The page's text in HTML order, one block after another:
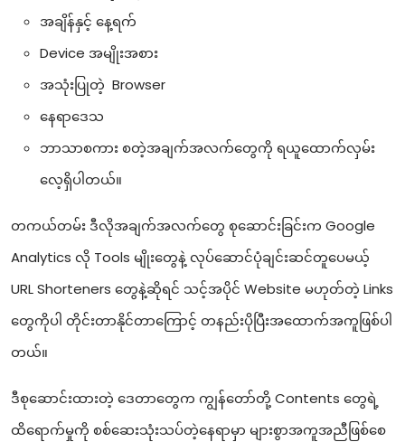
အချိန်နှင့် နေ့ရက်
Device အမျိုးအစား
အသုံးပြုတဲ့ Browser
နေရာဒေသ
ဘာသာစကား စတဲ့အချက်အလက်တွေကို ရယူထောက်လှမ်း
လေ့ရှိပါတယ်။
တကယ်တမ်း ဒီလိုအချက်အလက်တွေ စုဆောင်းခြင်းက Google
Analytics လို Tools မျိုးတွေနဲ့ လုပ်ဆောင်ပုံချင်းဆင်တူပေမယ့်
URL Shorteners တွေနဲ့ဆိုရင် သင့်အပိုင် Website မဟုတ်တဲ့ Links
တွေကိုပါ တိုင်းတာနိုင်တာကြောင့် တနည်းပိုပြီးအထောက်အကူဖြစ်ပါ
တယ်။
ဒီစုဆောင်းထားတဲ့ ဒေတာတွေက ကျွန်တော်တို့ Contents တွေရဲ့
ထိရောက်မှုကို စစ်ဆေးသုံးသပ်တဲ့နေရာမှာ များစွာအကူအညီဖြစ်စေ